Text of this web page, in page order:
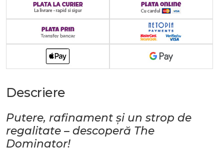
Descriere
Putere, rafinament și un strop de
regalitate – descoperă The
Dominator!